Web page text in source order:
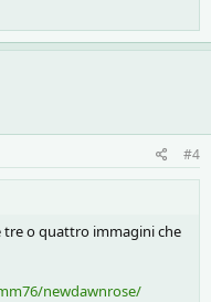
#4
o quattro immagini che
newdawnrose/